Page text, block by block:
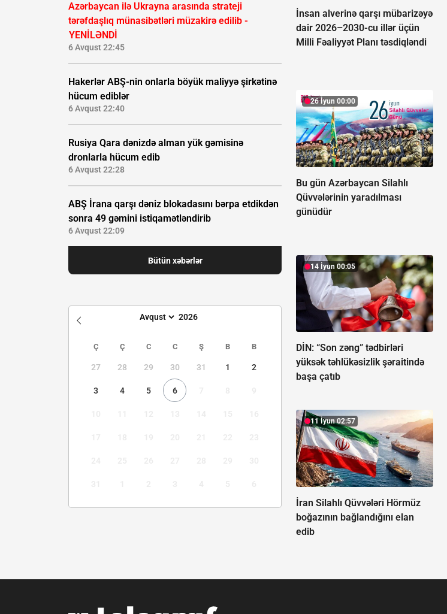
Azərbaycan ilə Ukrayna arasında strateji
tərəfdaşlıq münasibətləri müzakirə edilib -
YENİLƏNDİ
6 Avqust 22:45
Hakerlər ABŞ-nin onlarla böyük maliyyə şirkətinə
hücum ediblər
6 Avqust 22:40
Rusiya Qara dənizdə alman yük gəmisinə
dronlarla hücum edib
6 Avqust 22:28
ABŞ İrana qarşı dəniz blokadasını bərpa etdikdən
sonra 49 gəmini istiqamətləndirib
6 Avqust 22:09
Bütün xəbərlər
Ç Ç C C Ş B B
27 28 29 30 31 1 2
3 4 5 6
İnsan alverinə qarşı mübarizəyə
dair 2026–2030-cu illər üçün
Milli Fəaliyyət Planı təsdiqləndi
26 İyun 00:00
Bu gün Azərbaycan Silahlı
Qüvvələrinin yaradılması
günüdür
14 İyun 00:05
DİN: “Son zəng” tədbirləri
yüksək təhlükəsizlik şəraitində
başa çatıb
11 İyun 02:57
İran Silahlı Qüvvələri Hörmüz
boğazının bağlandığını elan
edib